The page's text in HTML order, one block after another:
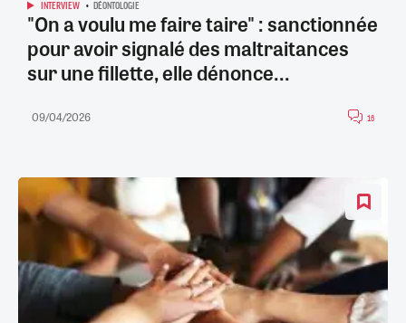
INTERVIEW DÉONTOLOGIE
"On a voulu me faire taire" : sanctionnée
pour avoir signalé des maltraitances
sur une fillette, elle dénonce...
09/04/2026 16